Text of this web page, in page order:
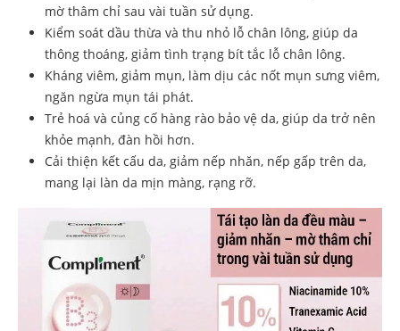
mờ thâm chỉ sau vài tuần sử dụng.
Kiểm soát dầu thừa và thu nhỏ lỗ chân lông, giúp da
thông thoáng, giảm tình trạng bít tắc lỗ chân lông.
Kháng viêm, giảm mụn, làm dịu các nốt mụn sưng viêm,
ngăn ngừa mụn tái phát.
Trẻ hoá và củng cố hàng rào bảo vệ da, giúp da trở nên
khỏe mạnh, đàn hồi hơn.
Cải thiện kết cấu da, giảm nếp nhăn, nếp gấp trên da,
mang lại làn da mịn màng, rạng rỡ.